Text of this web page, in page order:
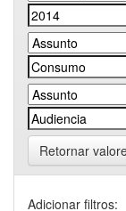
Retornar
Adicionar filtros: